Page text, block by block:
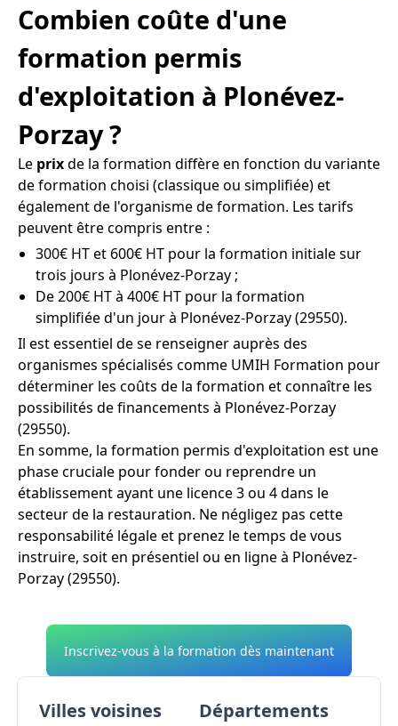
Combien coûte d'une
formation permis
d'exploitation à Plonévez-
Porzay ?
Le prixde la formation diffère en fonction du variante
de formation choisi (classique ou simplifiée) et
également de l'organisme de formation. Les tarifs
peuvent être compris entre :
300€ HT et 600€ HT pour la formation initiale sur
trois jours à Plonévez-Porzay ;
De 200€ HT à 400€ HT pour la formation
simplifiée d'un jour à Plonévez-Porzay (29550).
Il est essentiel de se renseigner auprès des
organismes spécialisés comme UMIH Formation pour
déterminer les coûts de la formation et connaître les
possibilités de financements à Plonévez-Porzay
(29550).
En somme, la formation permis d'exploitation est une
phase cruciale pour fonder ou reprendre un
établissement ayant une licence 3 ou 4 dans le
secteur de la restauration. Ne négligez pas cette
responsabilité légale et prenez le temps de vous
instruire, soit en présentiel ou en ligne à Plonévez-
Porzay (29550).
Inscrivez-vous à la formation dès maintenant
Villes voisines Départements